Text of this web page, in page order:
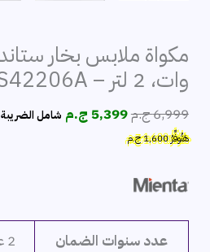
وات، 2 لتر – GS42206A
6,999ج.مالسعر
الأصلي
5,399 ج.م السعر
شامل الضريبة
هَتُوفِّرُ1,600ج.م
عدد سنوات الضمان 2 عام (hotline 16866)